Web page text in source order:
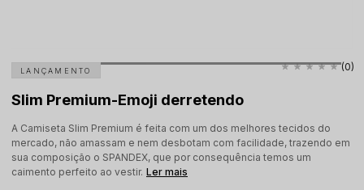
LANÇAMENTO
Slim Premium-Emoji derretendo
A Camiseta Slim Premium é feita com um dos melhores tecidos do
mercado, não amassam e nem desbotam com facilidade, trazendo em
sua composição o SPANDEX, que por consequência temos um
caimento perfeito ao vestir. Ler mais
(0)